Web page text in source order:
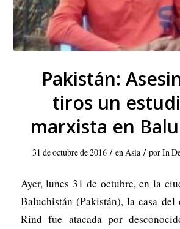
Pakistán:
tiros un
marxista en
31 de octubre de 2016 / en Asia / porIn
Ayer, lunes 31 de octubre, en la
Baluchistán (Pakistán), la casa
Rind fue atacada por